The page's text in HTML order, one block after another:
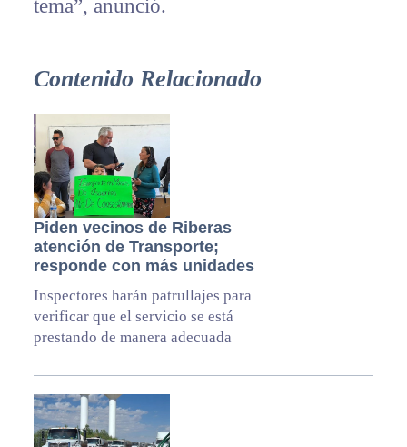
tema”, anunció.
Contenido Relacionado
Piden vecinos de Riberas
atención de Transporte;
responde con más unidades
Inspectores harán patrullajes para
verificar que el servicio se está
prestando de manera adecuada